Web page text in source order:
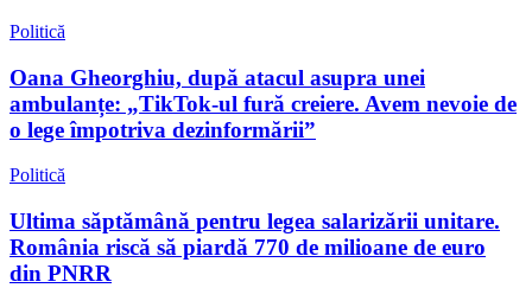
Politică
Oana Gheorghiu, după atacul asupra unei
ambulanțe: „TikTok-ul fură creiere. Avem nevoie de
o lege împotriva dezinformării”
Politică
Ultima săptămână pentru legea salarizării unitare.
România riscă să piardă 770 de milioane de euro
din PNRR